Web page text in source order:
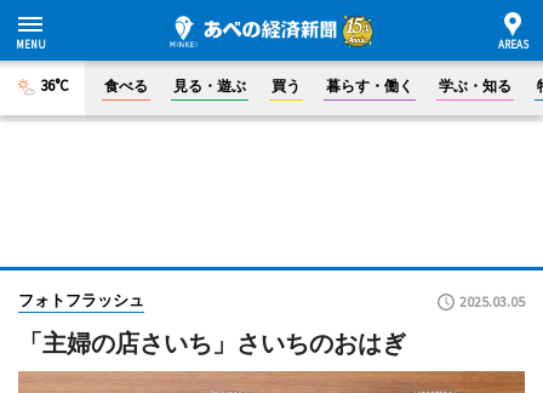
36°C 食べる 見る・遊ぶ 買う 暮らす・働く 学ぶ・知る
フォトフラッシュ 2025.03.05
「主婦の店さいち」さいちのおはぎ